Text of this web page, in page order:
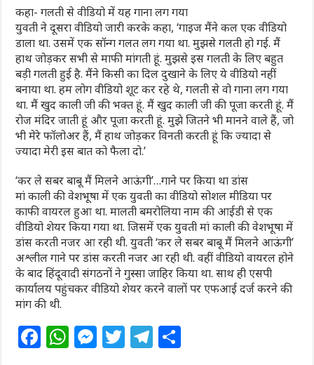
कहा- गलती से वीडियो में यह गाना लग गया
युवती ने दूसरा वीडियो जारी करके कहा, ‘गाइज मैंने कल एक वीडियो
डाला था. उसमें एक सॉन्ग गलत लग गया था. मुझसे गलती हो गई. मैं
हाथ जोड़कर सभी से माफी मांगती हूं. मुझसे इस गलती के लिए बहुत
बड़ी गलती हुई है. मैंने किसी का दिल दुखाने के लिए ये वीडियो नहीं
बनाया था. हम लोग वीडियो शूट कर रहे थे, गलती से वो गाना लग गया
था. मैं खुद काली जी की भक्त हूं. मैं खुद काली जी की पूजा करती हूं. मैं
रोज मंदिर जाती हूं और पूजा करती हूं. मुझे जितने भी मानने वाले हैं, जो
भी मेरे फॉलोअर हैं, मैं हाथ जोड़कर विनती करती हूं कि ज्यादा से
ज्यादा मेरी इस बात को फैला दो.’
‘कर ले सबर बाबू मैं मिलने आऊंगी’…गाने पर किया था डांस
मां काली की वेशभूषा में एक युवती का वीडियो सोशल मीडिया पर
काफी वायरल हुआ था. मालती बमरोलिया नाम की आईडी से एक
वीडियो शेयर किया गया था. जिसमें एक युवती मां काली की वेशभूषा में
डांस करती नजर आ रही थी. युवती ‘कर ले सबर बाबू मैं मिलने आऊंगी’
अश्लील गाने पर डांस करती नजर आ रही थी. वहीं वीडियो वायरल होने
के बाद हिंदूवादी संगठनों ने गुस्सा जाहिर किया था. साथ ही एसपी
कार्यालय पहुंचकर वीडियो शेयर करने वालों पर एफआई दर्ज करने की
मांग की थी.
F W M T T